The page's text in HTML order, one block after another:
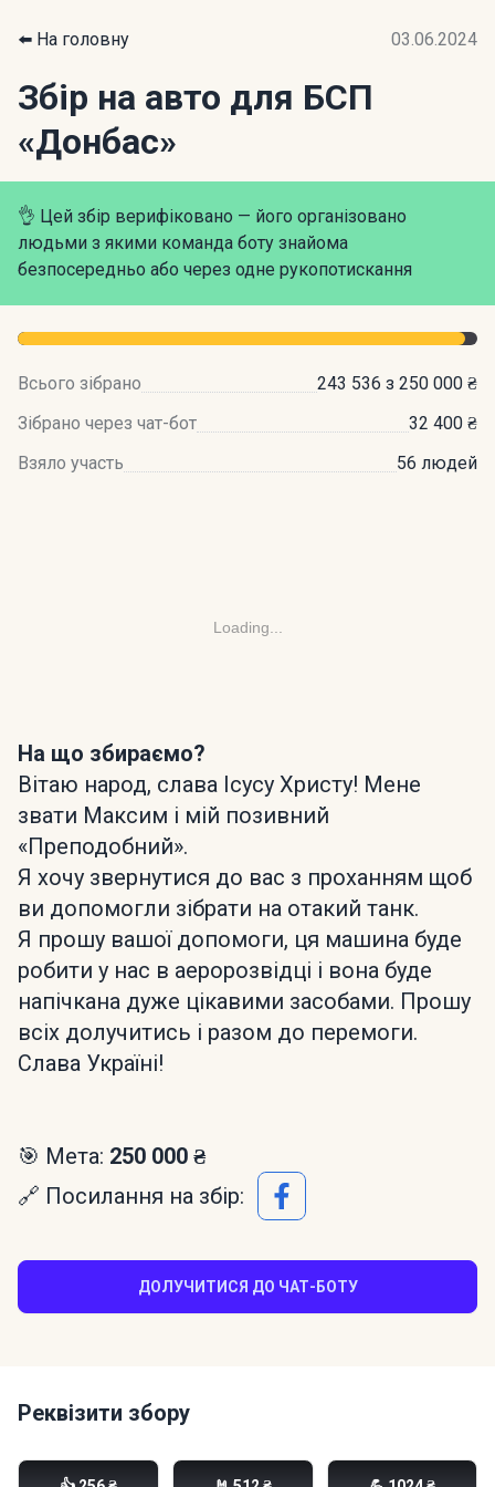
⬅️ На головну 03.06.2024
Збір на авто для БСП
«Донбас»
👌 Цей збір верифіковано — його організовано
людьми з якими команда боту знайома
безпосередньо або через одне рукопотискання
Всього зібрано
243 536 з 250 000 ₴
Зібрано через чат-бот
32 400 ₴
Взяло участь
56 людей
Loading...
На що збираємо?
Вітаю народ, слава Ісусу Христу! Мене
звати Максим і мій позивний
«Преподобний».
Я хочу звернутися до вас з проханням щоб
ви допомогли зібрати на отакий танк.
Я прошу вашої допомоги, ця машина буде
робити у нас в аеророзвідці і вона буде
напічкана дуже цікавими засобами. Прошу
всіх долучитись і разом до перемоги.
Слава Україні!
🎯 Мета: 250 000 ₴
🔗 Посилання на збір:
ДОЛУЧИТИСЯ ДО ЧАТ-БОТУ
Реквізити збору
Моно банка: